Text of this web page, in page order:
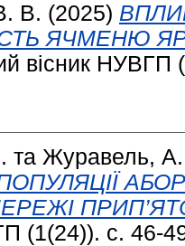
В. (2025)
ЯЧМЕНЮ
вісник НУВГП
та Журавель,
(1(24)). с. 46-